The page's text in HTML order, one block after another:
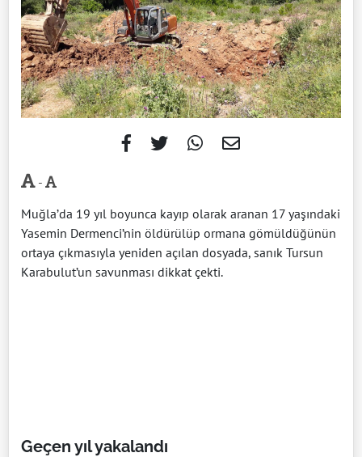
-
Muğla’da 19 yıl boyunca kayıp olarak aranan 17 yaşındaki
Yasemin Dermenci’nin öldürülüp ormana gömüldüğünün
ortaya çıkmasıyla yeniden açılan dosyada, sanık Tursun
Karabulut’un savunması dikkat çekti.
Geçen yıl yakalandı